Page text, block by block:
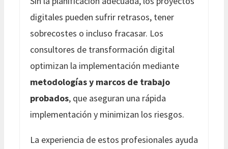
digitales pueden sufrir retrasos, tener
sobrecostes o incluso fracasar. Los
consultores de transformación digital
optimizan la implementación mediante
metodologías y marcos de trabajo
probados, que aseguran una rápida
implementación y minimizan los riesgos.
La experiencia de estos profesionales ayuda